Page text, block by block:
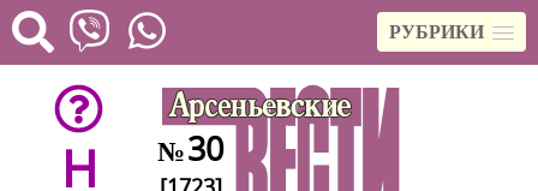
РУБРИКИ
H №30